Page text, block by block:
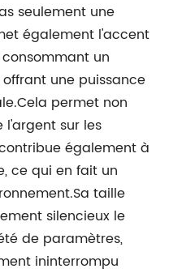
seulement une
également l'accent
un
une puissance
permet non
l'argent sur les
également à
ce qui en fait un
taille
silencieux le
de paramètres,
ininterrompu